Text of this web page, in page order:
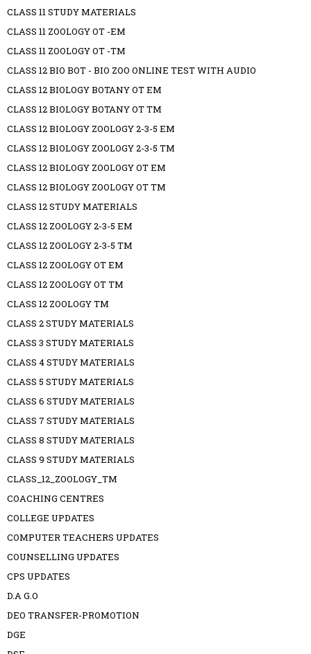
CLASS 11 STUDY MATERIALS
CLASS 11 ZOOLOGY OT -EM
CLASS 11 ZOOLOGY OT -TM
CLASS 12 BIO BOT - BIO ZOO ONLINE TEST WITH AUDIO
CLASS 12 BIOLOGY BOTANY OT EM
CLASS 12 BIOLOGY BOTANY OT TM
CLASS 12 BIOLOGY ZOOLOGY 2-3-5 EM
CLASS 12 BIOLOGY ZOOLOGY 2-3-5 TM
CLASS 12 BIOLOGY ZOOLOGY OT EM
CLASS 12 BIOLOGY ZOOLOGY OT TM
CLASS 12 STUDY MATERIALS
CLASS 12 ZOOLOGY 2-3-5 EM
CLASS 12 ZOOLOGY 2-3-5 TM
CLASS 12 ZOOLOGY OT EM
CLASS 12 ZOOLOGY OT TM
CLASS 12 ZOOLOGY TM
CLASS 2 STUDY MATERIALS
CLASS 3 STUDY MATERIALS
CLASS 4 STUDY MATERIALS
CLASS 5 STUDY MATERIALS
CLASS 6 STUDY MATERIALS
CLASS 7 STUDY MATERIALS
CLASS 8 STUDY MATERIALS
CLASS 9 STUDY MATERIALS
CLASS_12_ZOOLOGY_TM
COACHING CENTRES
COLLEGE UPDATES
COMPUTER TEACHERS UPDATES
COUNSELLING UPDATES
CPS UPDATES
D.A G.O
DEO TRANSFER-PROMOTION
DGE